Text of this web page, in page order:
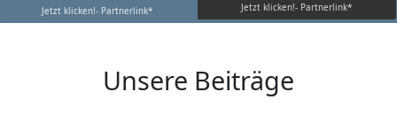
Jetzt klicken!- Partnerlink* Jetzt klicken!- Partnerlink*
Unsere Beiträge